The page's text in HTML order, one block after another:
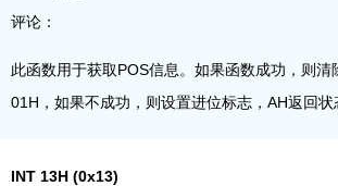
此函数用于获取POS信息。如果函数成功，则清
01H，如果不成功，则设置进位标志，AH返回状
INT 13H (0x13)